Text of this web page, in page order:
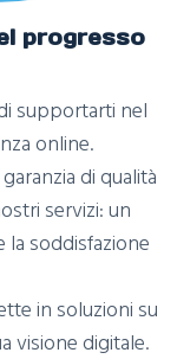
progresso
supportarti nel
online.
di qualità
servizi: un
la soddisfazione
in soluzioni su
visione digitale.